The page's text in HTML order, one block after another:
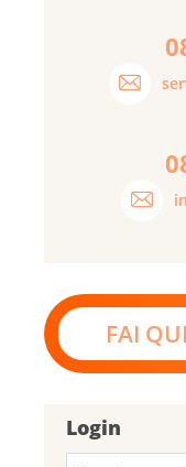
FAI
Login